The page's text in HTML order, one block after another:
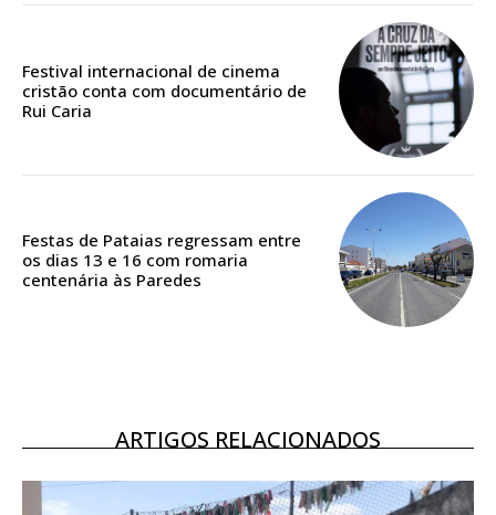
Acesso ao conteúdo online
Acesso aos conteúdos Exclusivos para
12 meses
Festival internacional de cinema
cristão conta com documentário de
Rui Caria
Festas de Pataias regressam entre
os dias 13 e 16 com romaria
centenária às Paredes
ARTIGOS RELACIONADOS